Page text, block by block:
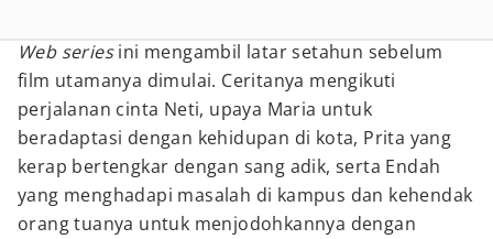
Web seriesini mengambil latar setahun sebelum
film utamanya dimulai. Ceritanya mengikuti
perjalanan cinta Neti, upaya Maria untuk
beradaptasi dengan kehidupan di kota, Prita yang
kerap bertengkar dengan sang adik, serta Endah
yang menghadapi masalah di kampus dan kehendak
orang tuanya untuk menjodohkannya dengan